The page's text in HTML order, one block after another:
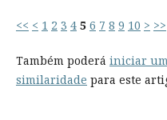
<< < 1 2 3 4 5 6 7 8 9 10 > >>
Também poderá iniciar
similaridade para este